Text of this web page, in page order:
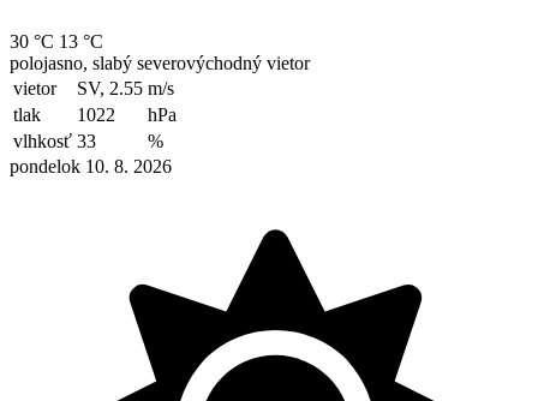
30 °C 13 °C
polojasno, slabý severovýchodný vietor
vietor
SV, 2.55 m/s
tlak
1022
hPa
vlhkosť 33
%
pondelok 10. 8. 2026